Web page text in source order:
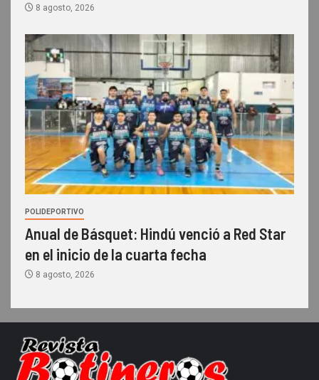
8 agosto, 2026
POLIDEPORTIVO
Anual de Básquet: Hindú venció a Red Star
en el inicio de la cuarta fecha
8 agosto, 2026